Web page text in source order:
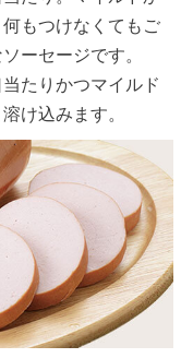
もつけなくてもご
ーセージです。
たりかつマイルド
け込みます。